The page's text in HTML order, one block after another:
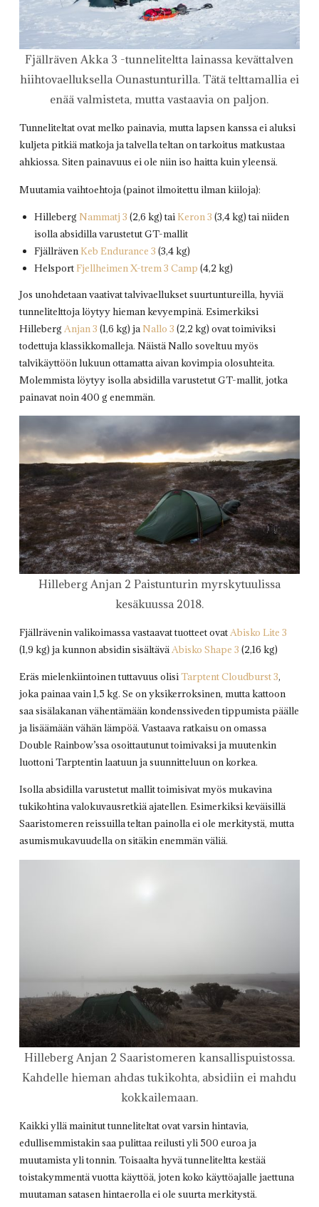
Fjällräven Akka 3 -tunneliteltta lainassa kevättalven
hiihtovaelluksella Ounastunturilla. Tätä telttamallia ei
enää valmisteta, mutta vastaavia on paljon.
Tunneliteltat ovat melko painavia, mutta lapsen kanssa ei aluksi
kuljeta pitkiä matkoja ja talvella teltan on tarkoitus matkustaa
ahkiossa. Siten painavuus ei ole niin iso haitta kuin yleensä.
Muutamia vaihtoehtoja (painot ilmoitettu ilman kiiloja):
Hilleberg Nammatj 3 (2,6 kg) taiKeron 3 (3,4 kg) tai niiden
isolla absidilla varustetut GT-mallit
FjällrävenKeb Endurance 3 (3,4 kg)
HelsportFjellheimen X-trem 3 Camp (4,2 kg)
Jos unohdetaan vaativat talvivaellukset suurtuntureilla, hyviä
tunnelitelttoja löytyy hieman kevyempinä. Esimerkiksi
Hilleberg Anjan 3 (1,6 kg) jaNallo 3 (2,2 kg) ovat toimiviksi
todettuja klassikkomalleja. Näistä Nallo soveltuu myös
talvikäyttöön lukuun ottamatta aivan kovimpia olosuhteita.
Molemmista löytyy isolla absidilla varustetut GT-mallit, jotka
painavat noin 400 g enemmän.
Hilleberg Anjan 2 Paistunturin myrskytuulissa
kesäkuussa 2018.
Fjällrävenin valikoimassa vastaavat tuotteet ovatAbisko Lite 3
(1,9 kg) ja kunnon absidin sisältäväAbisko Shape 3 (2,16 kg)
Eräs mielenkiintoinen tuttavuus olisiTarptent Cloudburst 3,
joka painaa vain 1,5 kg. Se on yksikerroksinen, mutta kattoon
saa sisälakanan vähentämään kondenssiveden tippumista päälle
ja lisäämään vähän lämpöä. Vastaava ratkaisu on omassa
Double Rainbow’ssa osoittautunut toimivaksi ja muutenkin
luottoni Tarptentin laatuun ja suunnitteluun on korkea.
Isolla absidilla varustetut mallit toimisivat myös mukavina
tukikohtina valokuvausretkiä ajatellen. Esimerkiksi keväisillä
Saaristomeren reissuilla teltan painolla ei ole merkitystä, mutta
asumismukavuudella on sitäkin enemmän väliä.
Hilleberg Anjan 2 Saaristomeren kansallispuistossa.
Kahdelle hieman ahdas tukikohta, absidiin ei mahdu
kokkailemaan.
Kaikki yllä mainitut tunneliteltat ovat varsin hintavia,
edullisemmistakin saa pulittaa reilusti yli 500 euroa ja
muutamista yli tonnin. Toisaalta hyvä tunneliteltta kestää
toistakymmentä vuotta käyttöä, joten koko käyttöajalle jaettuna
muutaman satasen hintaerolla ei ole suurta merkitystä.